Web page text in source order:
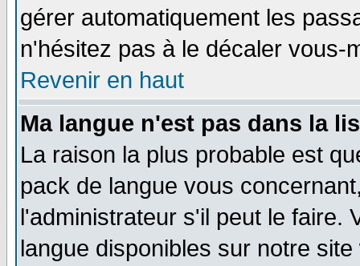
gérer automatiquement les
n'hésitez pas à le décaler vous-
Revenir en haut
Ma langue n'est pas dans la
La raison la plus probable est
pack de langue vous
l'administrateur s'il peut le faire.
langue disponibles sur notre site